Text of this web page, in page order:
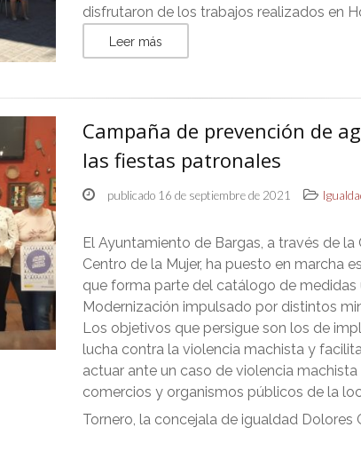
disfrutaron de los trabajos realizados en
Leer más
Campaña de prevención de
las fiestas patronales
publicado 16 de septiembre de 2021
El Ayuntamiento de Bargas, a través de
Centro de la Mujer, ha puesto en marcha
que forma parte del catálogo de medidas
Modernización impulsado por distintos
Los objetivos que persigue son los de
lucha contra la violencia machista y
actuar ante un caso de violencia
comercios y organismos públicos de la
Tornero, la concejala de igualdad Dolores